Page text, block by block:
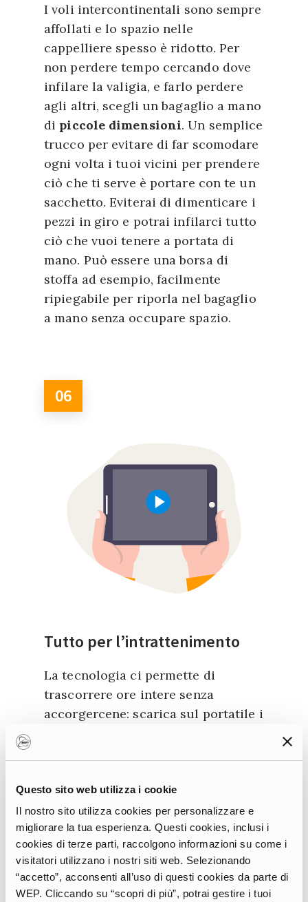
Questo sito web utilizza i cookie
Il nostro sito utilizza cookies per personalizzare e
migliorare la tua esperienza. Questi cookies, inclusi i
cookies di terze parti, raccolgono informazioni su come i
visitatori utilizzano i nostri siti web. Selezionando
“accetto”, acconsenti all’uso di questi cookies da parte di
WEP. Cliccando su “scopri di più”, potrai gestire i tuoi
I voli intercontinentali sono sempre
affollati e lo spazio nelle
cappelliere spesso è ridotto. Per
non perdere tempo cercando dove
infilare la valigia, e farlo perdere
agli altri, scegli un bagaglio a mano
di piccole dimensioni. Un semplice
trucco per evitare di far scomodare
ogni volta i tuoi vicini per prendere
ciò che ti serve è portare con te un
sacchetto. Eviterai di dimenticare i
pezzi in giro e potrai infilarci tutto
ciò che vuoi tenere a portata di
mano. Può essere una borsa di
stoffa ad esempio, facilmente
ripiegabile per riporla nel bagaglio
a mano senza occupare spazio.
06
Tutto per l’intrattenimento
La tecnologia ci permette di
trascorrere ore intere senza
accorgercene: scarica sul portatile i
della buona musica e dei video
giochi, approfitta per leggere un
libro o delle riviste sul tuo e-reader.
Oppure preparati al viaggio
cercando informazioni su una
buona guida turistica. Un consiglio